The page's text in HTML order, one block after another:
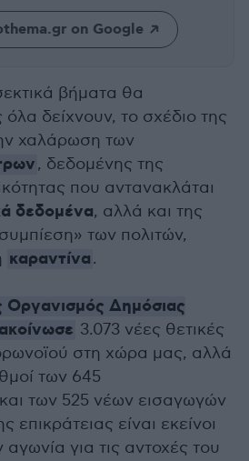
on Google
βήματα θα
δείχνουν, το σχέδιο της
χαλάρωση των
, δεδομένης της
που αντανακλάται
δεδομένα, αλλά και της
των πολιτών,
καραντίνα.
Οργανισμός Δημόσιας
3.073 νέες θετικές
στη χώρα μας, αλλά
των 645
των 525 νέων εισαγωγών
επικράτειας είναι εκείνοι
για τις αντοχές του